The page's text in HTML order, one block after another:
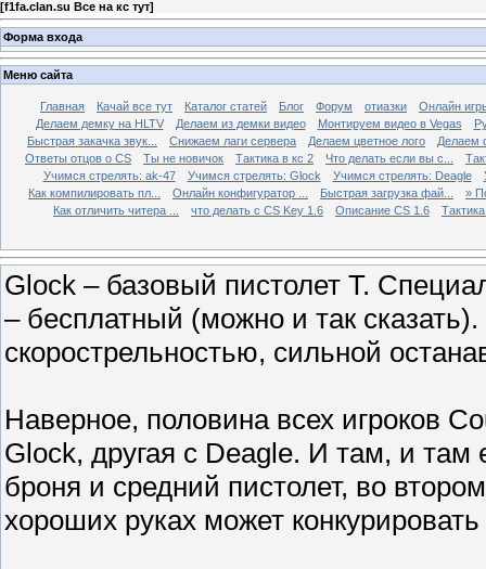
[f1fa.clan.su Все на кс тут]
Форма входа
Меню сайта
Главная Качай все тут Каталог статей Блог Форум отиазки
Онлайн
Делаем демку на HLTV
Делаем из демки видео Монтируем видео в Vegas
Быстрая закачка звук...
Снижаем лаги сервера Делаем цветное лого
Делаем
Ответы отцов о CS
Ты не новичок Тактика в кс 2 Что делать если вы с...
Учимся стрелять: ak-47
Учимся стрелять: Glock Учимся стрелять: Deagle
Как компилировать пл...
Онлайн конфигуратор ... Быстрая загрузка фай...
»
Как отличить читера ...
что делать с CS Key 1.6 Описание CS 1.6
Glock – базовый пистолет T.
– бесплатный (можно и так
скорострельностью, сильной
Наверное, половина всех игроков
Glock, другая с Deagle. И там, и
броня и средний пистолет, во
хороших руках может